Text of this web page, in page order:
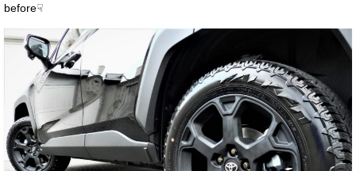
before☟